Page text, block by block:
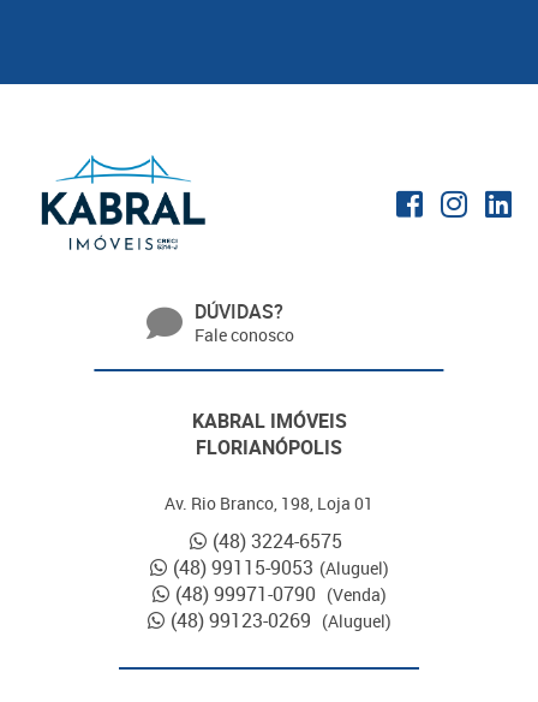
DÚVIDAS?
Fale conosco
KABRAL IMÓVEIS
FLORIANÓPOLIS
Av. Rio Branco, 198, Loja 01
(48) 3224-6575
(48) 99115-9053 (Aluguel)
(48) 99971-0790 (Venda)
(48) 99123-0269 (Aluguel)